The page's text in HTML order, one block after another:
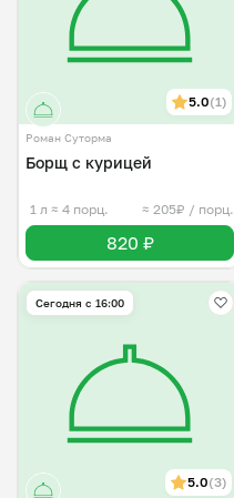
5.0(1)
Роман Суторма
Борщ с курицей
1 л ≈ 4 порц. ≈ 205₽ / порц.
820 ₽
Сегодня с 16:00
5.0(3)